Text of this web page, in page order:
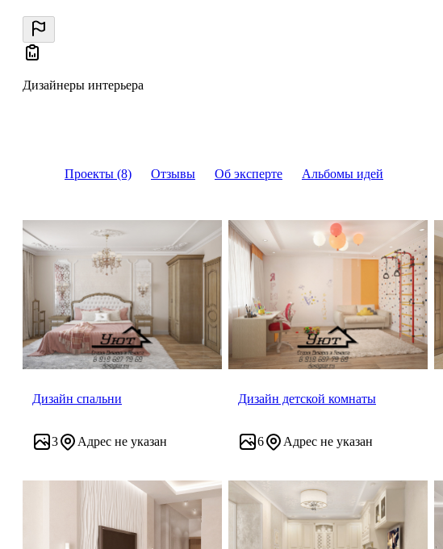
Дизайнеры интерьера
Проекты (8) Отзывы Об эксперте Альбомы идей
Дизайн спальни
3 Адрес не указан
Дизайн детской комнаты
6 Адрес не указан